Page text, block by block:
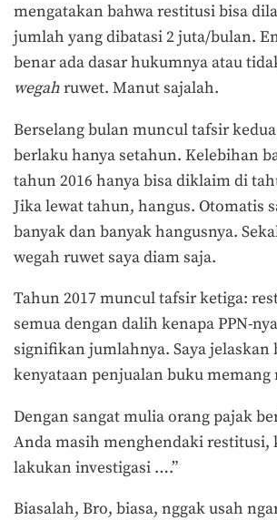
mengatakan bahwa restitusi bisa
jumlah yang dibatasi 2 juta/bulan.
benar ada dasar hukumnya atau
wegahruwet. Manut sajalah.
Berselang bulan muncul tafsir
berlaku hanya setahun. Kelebihan
tahun 2016 hanya bisa diklaim di
Jika lewat tahun, hangus. Otomatis
banyak dan banyak hangusnya.
wegah ruwet saya diam saja.
Tahun 2017 muncul tafsir ketiga:
semua dengan dalih kenapa PPN-
signifikan jumlahnya. Saya jelaskan
kenyataan penjualan buku memang
Dengan sangat mulia orang pajak
Anda masih menghendaki restitusi,
lakukan investigasi ….”
Biasalah, Bro, biasa, nggak usah